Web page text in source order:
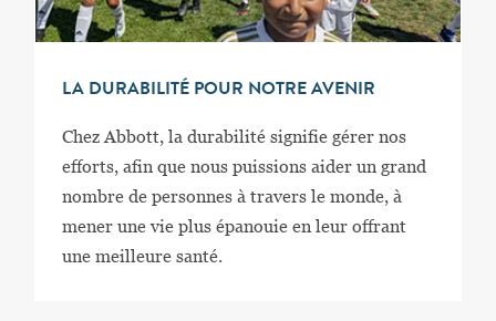
LA DURABILITÉ POUR NOTRE AVENIR
Chez Abbott, la durabilité signifie gérer nos
efforts, afin que nous puissions aider un grand
nombre de personnes à travers le monde, à
mener une vie plus épanouie en leur offrant
une meilleure santé.